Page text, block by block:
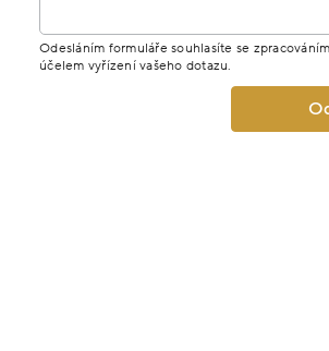
Odesláním formuláře souhlasíte se
účelem vyřízení vašeho dotazu.